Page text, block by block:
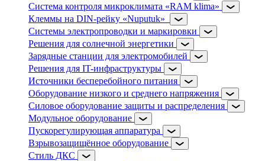
Система контроля микроклимата «RAM klima»
Клеммы на DIN-рейку «Nuputuk»
Системы электропроводки и маркировки
Решения для солнечной энергетики
Зарядные станции для электромобилей
Решения для IT-инфраструктуры
Источники бесперебойного питания
Оборудование низкого и среднего напряжения
Силовое оборудование защиты и распределения
Модульное оборудование
Пускорегулирующая аппаратура
Взрывозащищённое оборудование
Стиль ДКС